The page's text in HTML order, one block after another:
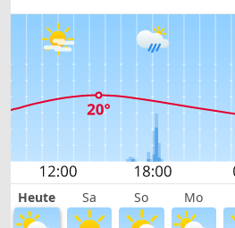
Heute Sa So Mo